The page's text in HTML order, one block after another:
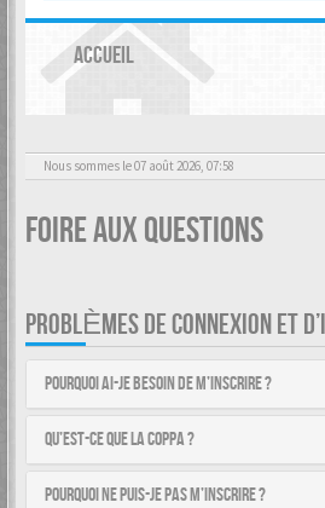
ACCUEIL
Nous sommes le 07 août 2026, 07:58
Foire aux questions
PROBLÈMES DE CONNEXION ET
Pourquoi ai-je besoin de m’inscrire ?
Qu’est-ce que la COPPA ?
Pourquoi ne puis-je pas m’inscrire ?